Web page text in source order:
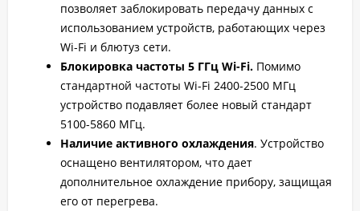
позволяет заблокировать передачу данных с
использованием устройств, работающих через
Wi-Fi и блютуз сети.
Блокировка частоты 5 ГГц Wi-Fi. Помимо
стандартной частоты Wi-Fi 2400-2500 МГц
устройство подавляет более новый стандарт
5100-5860 МГц.
Наличие активного охлаждения. Устройство
оснащено вентилятором, что дает
дополнительное охлаждение прибору, защищая
его от перегрева.